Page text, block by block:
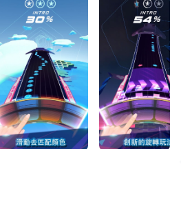
行。享受PC端的大螢幕和高畫質
般的玩法加上嗨翻全場的電音,
中燥起來!!!
音樂歌曲, 並且已獲得擁其授權.